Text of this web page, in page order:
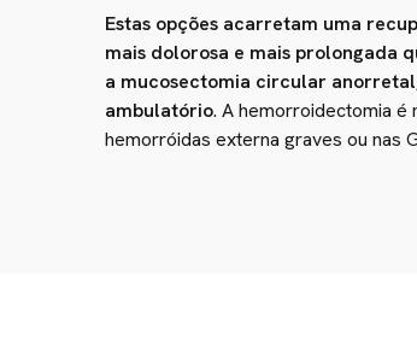
Estas opções acarretam uma
mais dolorosa e mais prolongada
a mucosectomia circular
ambulatório. A hemorroidectomia é
hemorróidas externa graves ou nas